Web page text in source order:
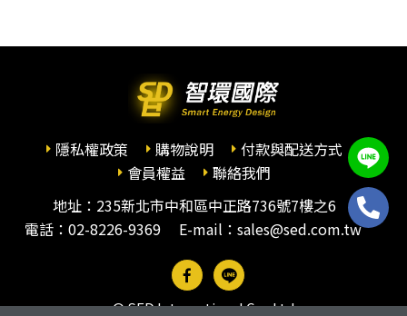
隱私權政策 購物說明
付款與配送方式
會員權益
聯絡我們
地址：235新北市中和區中正路736號7樓之6
電話： 02-8226-9369 E-mail：sales@sed.com.tw
© SED International Co., Ltd